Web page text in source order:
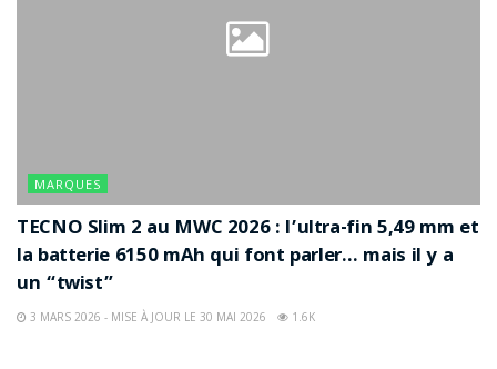
MARQUES
TECNO Slim 2 au MWC 2026 : l’ultra-fin 5,49 mm et
la batterie 6150 mAh qui font parler… mais il y a
un “twist”
3 MARS 2026 - MISE À JOUR LE 30 MAI 2026 1.6K